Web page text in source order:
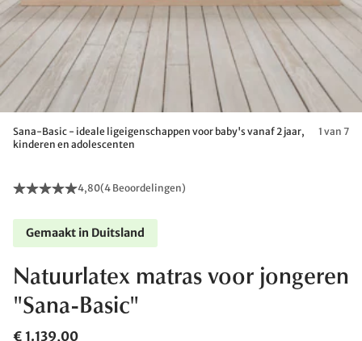
Sana-Basic - ideale ligeigenschappen voor baby's vanaf 2 jaar,
kinderen en adolescenten
1 van 7
4,80(4 Beoordelingen)
Gemaakt in Duitsland
Natuurlatex matras voor jongeren
"Sana-Basic"
€ 1.139,00